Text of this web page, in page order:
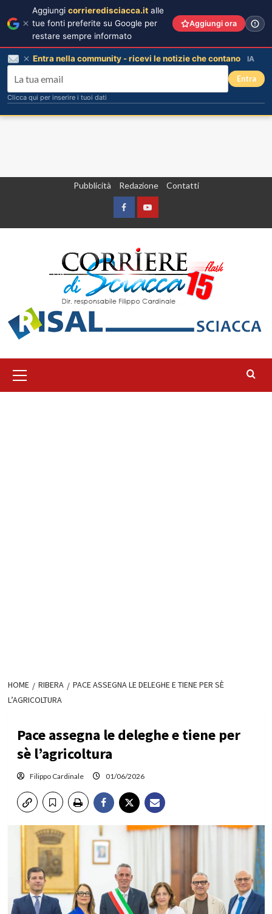
Pubblicità Redazione Contatti
FacebookYountube
principale
HOME RIBERA
PACE ASSEGNA LE DELEGHE E TIENE PER SÈ
L’AGRICOLTURA
Pace assegna le deleghe e tiene per
sè l’agricoltura
Filippo Cardinale 01/06/2026
Aggiungi corrieredisciacca.it alle
tue fonti preferite su Google per
restare sempre informato
Aggiungi ora
Entra nella community - ricevi le notizie che contano IA
Entra
Clicca qui per inserire i tuoi dati